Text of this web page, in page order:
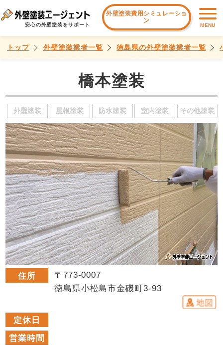
安心の外壁塗装をサポート
外壁塗装費用シミュレーショ
ン
MENU
トップ 外壁塗装業者一覧 徳島県の外壁塗装業者一覧
橋本塗装
外壁塗装 屋根塗装 防水塗装 室内塗装 その他塗装
住所
〒773-0007
徳島県小松島市金磯町3-93
定休日
営業時間